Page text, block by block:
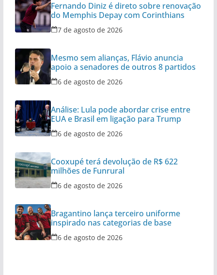
Fernando Diniz é direto sobre renovação
do Memphis Depay com Corinthians
7 de agosto de 2026
Mesmo sem alianças, Flávio anuncia
apoio a senadores de outros 8 partidos
6 de agosto de 2026
Análise: Lula pode abordar crise entre
EUA e Brasil em ligação para Trump
6 de agosto de 2026
Cooxupé terá devolução de R$ 622
milhões de Funrural
6 de agosto de 2026
Bragantino lança terceiro uniforme
inspirado nas categorias de base
6 de agosto de 2026